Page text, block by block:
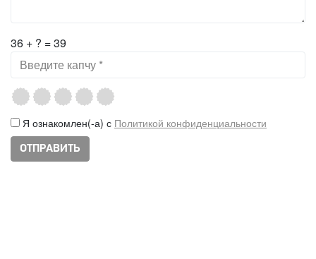
36 + ? = 39
Я ознакомлен(-а) с Политикой конфиденциальности